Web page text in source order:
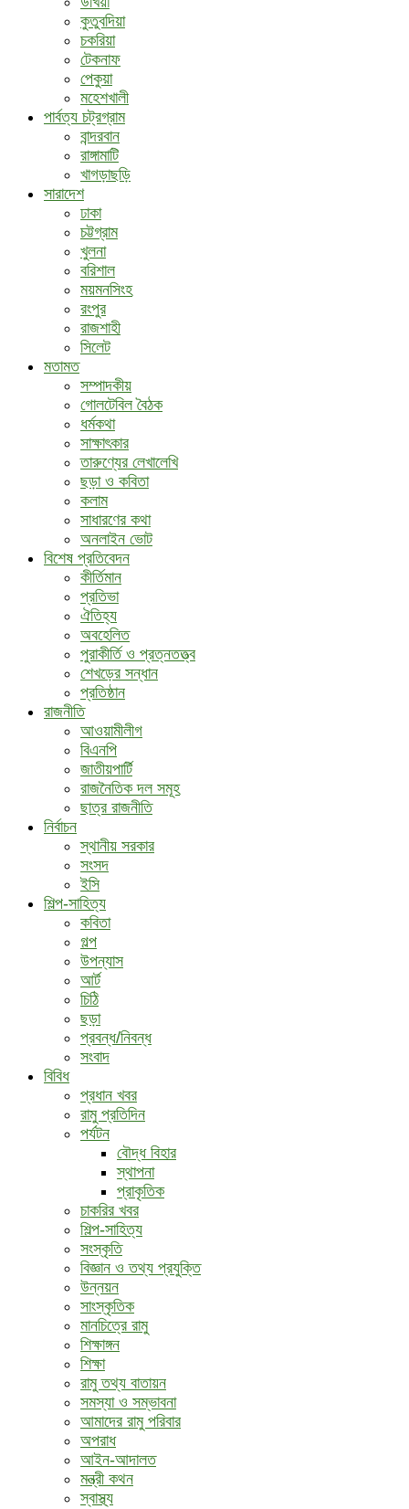
কুতুবদিয়া
চকরিয়া
টেকনাফ
পেকুয়া
মহেশখালী
পার্বত্য চট্রগ্রাম
বান্দরবান
রাঙ্গামাটি
খাগড়াছড়ি
সারাদেশ
ঢাকা
চট্টগ্রাম
খুলনা
বরিশাল
ময়মনসিংহ
রংপুর
রাজশাহী
সিলেট
মতামত
সম্পাদকীয়
গোলটেবিল বৈঠক
ধর্মকথা
সাক্ষাৎকার
তারুণ্যের লেখালেখি
ছড়া ও কবিতা
কলাম
সাধারণের কথা
অনলাইন ভোট
বিশেষ প্রতিবেদন
কীর্তিমান
প্রতিভা
ঐতিহ্য
অবহেলিত
পুরাকীর্তি ও প্রত্নতত্ত্ব
শেখড়ের সন্ধান
প্রতিষ্ঠান
রাজনীতি
আওয়ামীলীগ
বিএনপি
জাতীয়পার্টি
রাজনৈতিক দল সমূহ
ছাত্র রাজনীতি
নির্বাচন
স্থানীয় সরকার
সংসদ
ইসি
শিল্প-সাহিত্য
কবিতা
গল্প
উপন্যাস
আর্ট
চিঠি
ছড়া
প্রবন্ধ/নিবন্ধ
সংবাদ
বিবিধ
প্রধান খবর
রামু প্রতিদিন
পর্যটন
বৌদ্ধ ‍বিহার
স্থাপনা
প্রাকৃতিক
চাকরির খবর
শিল্প-সাহিত্য
সংস্কৃতি
বিজ্ঞান ও তথ্য প্রযুক্তি
উন্নয়ন
সাংস্কৃতিক
মানচিত্রে রামু
শিক্ষাঙ্গন
শিক্ষা
রামু তথ্য বাতায়ন
সমস্যা ও সম্ভাবনা
আমাদের রামু পরিবার
অপরাধ
আইন-আদালত
মন্ত্রী কথন
স্বাস্থ্য